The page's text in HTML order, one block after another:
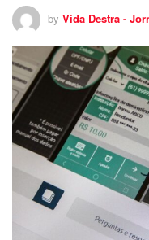
by Vida Destra -